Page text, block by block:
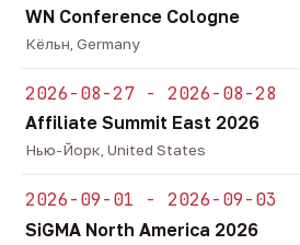
WN Conference Cologne
Кёльн, Germany
2026-08-27 - 2026-08-28
Affiliate Summit East 2026
Нью-Йорк, United States
2026-09-01 - 2026-09-03
SiGMA North America 2026